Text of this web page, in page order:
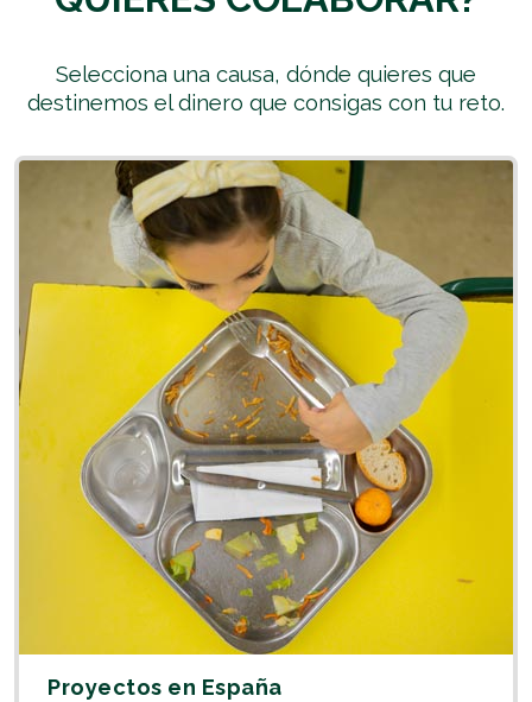
Selecciona una causa, dónde quieres que
destinemos el dinero que consigas con tu reto.
Proyectos en España